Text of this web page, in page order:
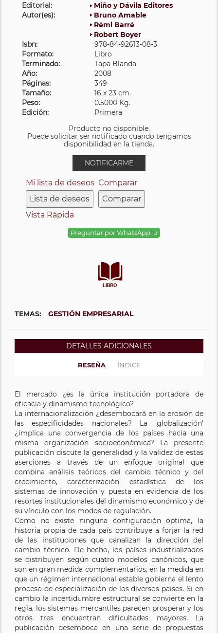
Editorial:
Miño y Dávila Editores
Autor(es):
Bruno Amable
Rémi Barré
Robert Boyer
Isbn:
978-84-92613-08-3
Formato:
Libro
Terminado:
Tapa Blanda
Año:
2008
Páginas:
349
Tamaño:
16 x 23 cm.
Peso:
0.5000 Kg.
Edición:
Primera
Producto no disponible.
Puede solicitar ser notificado cuando tengamos
disponibilidad en la tienda.
NOTIFICARME
Mi lista de deseos
Lista de deseos
Comparar
Comparar
Vista Rápida
Preguntar por WhatsApp:
TEMAS: GESTIÓN EMPRESARIAL
DETALLES ADICIONALES
RESEÑA ÍNDICE
El mercado ¿es la única institución portadora de
eficacia y dinamismo tecnológico?
La internacionalización ¿desembocará en la erosión de
las especificidades nacionales? La 'globalización'
¿implica una convergencia de los países hacia una
misma organización socioeconómica? La presente
publicación discute la generalidad y la validez de estas
aserciones a través de un enfoque original que
combina análisis teóricos del cambio técnico y del
crecimiento, caracterización estadística de los
sistemas de innovación y puesta en evidencia de los
resortes institucionales del dinamismo económico y de
su vínculo con los modos de regulación.
Como no existe ninguna configuración óptima, la
historia propia de cada país contribuye a forjar la red
de las instituciones que canalizan la dirección del
cambio técnico. De hecho, los países industrializados
se distribuyen según cuatro modelos canónicos, que
son en gran medida complementarios, en la medida en
que un régimen internacional estable gobierna el lento
proceso de especialización de los diversos países. Si en
cambio la incertidumbre estructural se convierte en la
regla, los sistemas mercantiles parecen prosperar y los
otros tres encuentran dificultades mayores. La
publicación desemboca en una serie de propuestas